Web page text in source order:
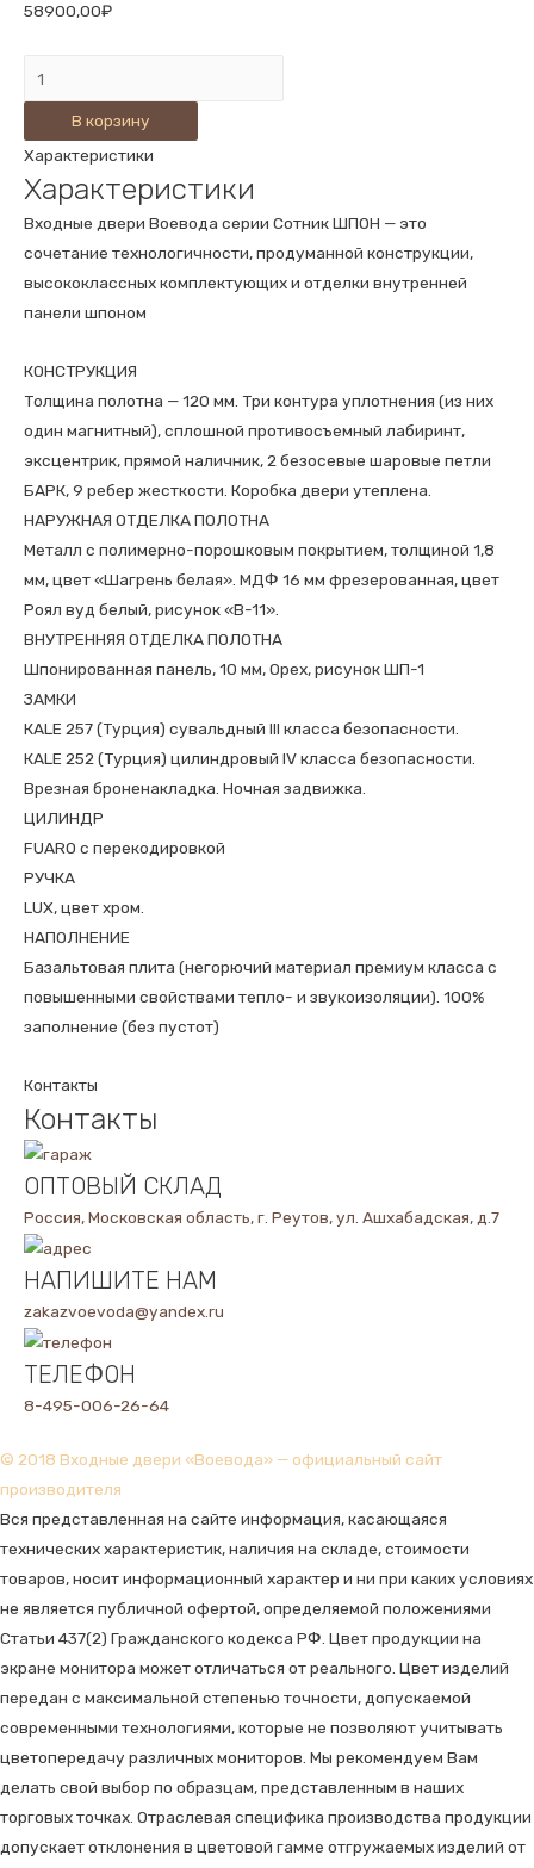
58900,00₽
ВХОДНАЯ
ДВЕРЬ
СОТНИК-5
ШП-1
ОРЕХ
В корзину
Характеристики
Характеристики
Входные двери Воевода серии Сотник ШПОН — это
сочетание технологичности, продуманной конструкции,
высококлассных комплектующих и отделки внутренней
панели шпоном
КОНСТРУКЦИЯ
Толщина полотна — 120 мм. Три контура уплотнения (из них
один магнитный), сплошной противосъемный лабиринт,
эксцентрик, прямой наличник, 2 безосевые шаровые петли
БАРК, 9 ребер жесткости. Коробка двери утеплена.
НАРУЖНАЯ ОТДЕЛКА ПОЛОТНА
Металл с полимерно-порошковым покрытием, толщиной 1,8
мм, цвет «Шагрень белая». МДФ 16 мм фрезерованная, цвет
Роял вуд белый, рисунок «В-11».
ВНУТРЕННЯЯ ОТДЕЛКА ПОЛОТНА
Шпонированная панель, 10 мм, Орех, рисунок ШП-1
ЗАМКИ
КALE 257 (Турция) сувальдный III класса безопасности.
КALE 252 (Турция) цилиндровый IV класса безопасности.
Врезная броненакладка. Ночная задвижка.
ЦИЛИНДР
FUARO с перекодировкой
РУЧКА
LUX, цвет хром.
НАПОЛНЕНИЕ
Базальтовая плита (негорючий материал премиум класса с
повышенными свойствами тепло- и звукоизоляции). 100%
заполнение (без пустот)
Контакты
Контакты
ОПТОВЫЙ СКЛАД
Россия, Московская область, г. Реутов, ул. Ашхабадская, д.7
НАПИШИТЕ НАМ
zakazvoevoda@yandex.ru
ТЕЛЕФОН
8-495-006-26-64
© 2018 Входные двери «Воевода» — официальный сайт
производителя
Вся представленная на сайте информация, касающаяся
технических характеристик, наличия на складе, стоимости
товаров, носит информационный характер и ни при каких условиях
не является публичной офертой, определяемой положениями
Статьи 437(2) Гражданского кодекса РФ. Цвет продукции на
экране монитора может отличаться от реального. Цвет изделий
передан с максимальной степенью точности, допускаемой
современными технологиями, которые не позволяют учитывать
цветопередачу различных мониторов. Мы рекомендуем Вам
делать свой выбор по образцам, представленным в наших
торговых точках. Отраслевая специфика производства продукции
допускает отклонения в цветовой гамме отгружаемых изделий от